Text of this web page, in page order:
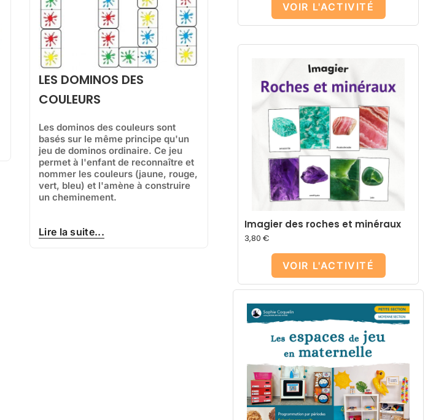
LES DOMINOS DES
COULEURS
Les dominos des couleurs sont
basés sur le même principe qu'un
jeu de dominos ordinaire. Ce jeu
permet à l'enfant de reconnaître et
nommer les couleurs (jaune, rouge,
vert, bleu) et l'amène à construire
un cheminement.
Lire la suite...
VOIR L'ACTIVITÉ
Imagier des roches et minéraux
3,80 €
VOIR L'ACTIVITÉ